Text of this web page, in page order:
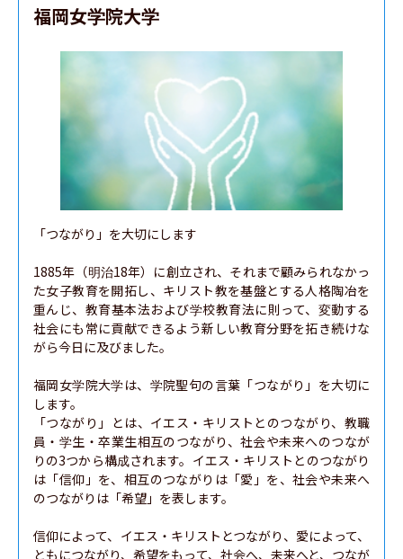
福岡女学院大学
「つながり」を大切にします
1885年（明治18年）に創立され、それまで顧みられなかっ
た女子教育を開拓し、キリスト教を基盤とする人格陶冶を
重んじ、教育基本法および学校教育法に則って、変動する
社会にも常に貢献できるよう新しい教育分野を拓き続けな
がら今日に及びました。
福岡女学院大学は、学院聖句の言葉「つながり」を大切に
します。
「つながり」とは、イエス・キリストとのつながり、教職
員・学生・卒業生相互のつながり、社会や未来へのつなが
りの3つから構成されます。イエス・キリストとのつながり
は「信仰」を、相互のつながりは「愛」を、社会や未来へ
のつながりは「希望」を表します。
信仰によって、イエス・キリストとつながり、愛によって、
ともにつながり、希望をもって、社会へ、未来へと、つなが